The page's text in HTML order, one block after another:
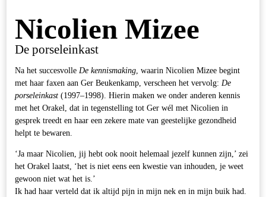
Nicolien Mizee
De porseleinkast
Na het succesvolleDe kennismaking, waarin Nicolien Mizee begint
met haar faxen aan Ger Beukenkamp, verscheen het vervolg:De
porseleinkast (1997‒1998). Hierin maken we onder anderen kennis
met het Orakel, dat in tegenstelling tot Ger wél met Nicolien in
gesprek treedt en haar een zekere mate van geestelijke gezondheid
helpt te bewaren.
‘Ja maar Nicolien, jij hebt ook nooit helemaal jezelf kunnen zijn,’ zei
het Orakel laatst, ‘het is niet eens een kwestie van inhouden, je weet
gewoon niet wat het is.’
Ik had haar verteld dat ik altijd pijn in mijn nek en in mijn buik had.